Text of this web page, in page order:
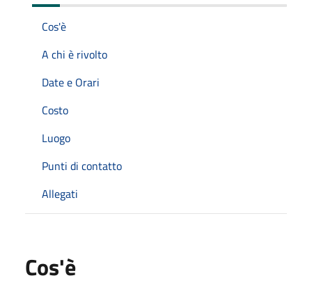
Cos'è
A chi è rivolto
Date e Orari
Costo
Luogo
Punti di contatto
Allegati
Cos'è